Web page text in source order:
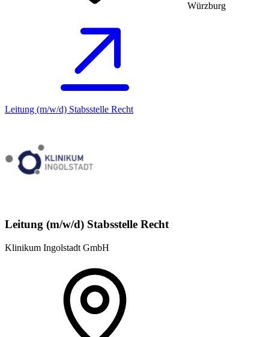
Würzburg
Leitung (m/w/d) Stabsstelle Recht
Leitung (m/w/d) Stabsstelle Recht
Klinikum Ingolstadt GmbH